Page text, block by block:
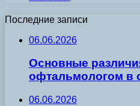
Последние записи
06.06.2026
Основные
офтальмологом в
06.06.2026